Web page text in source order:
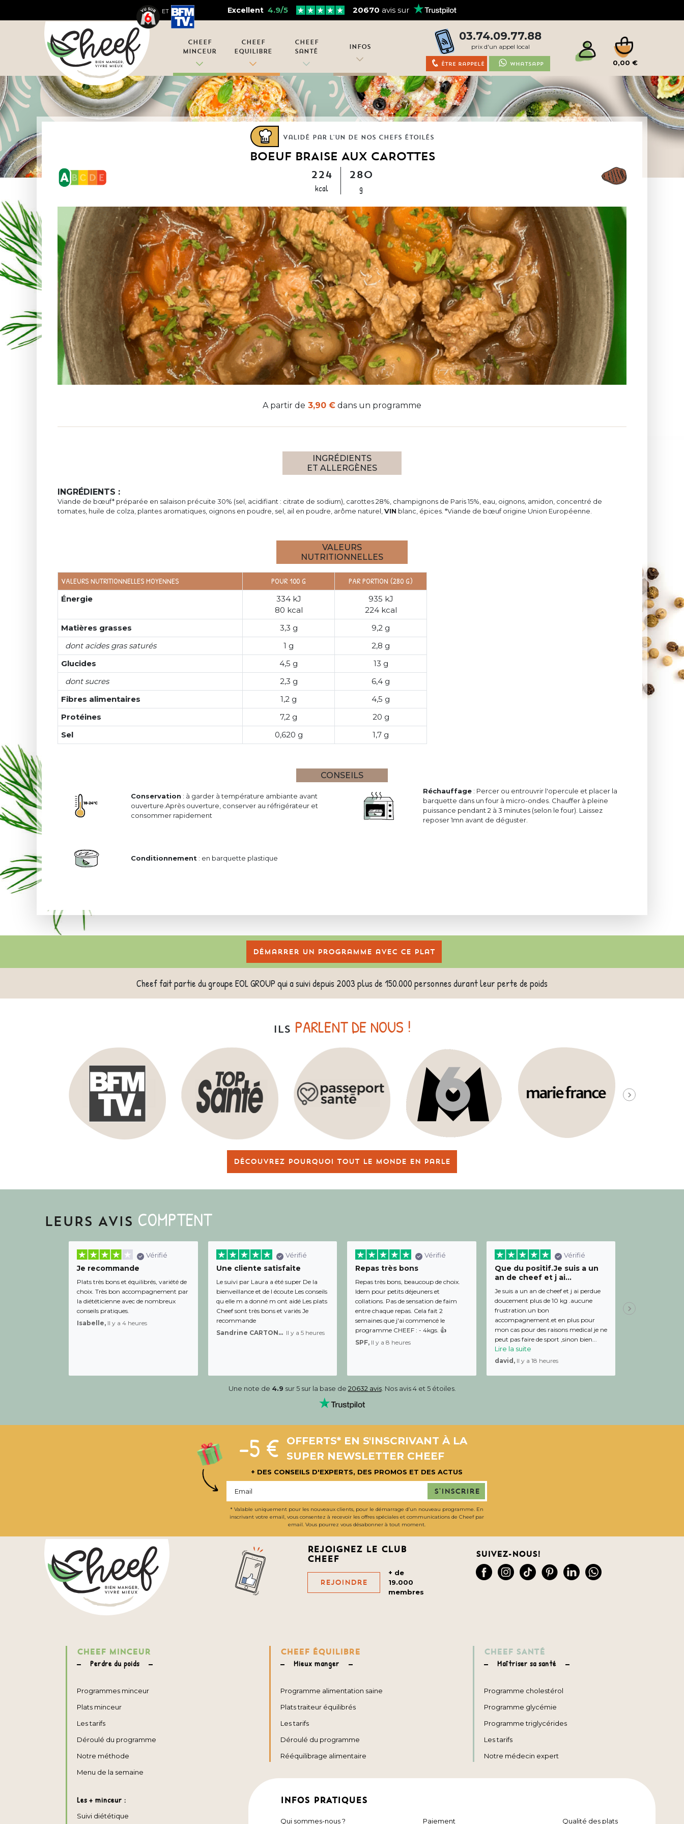
ET Excellent 4.9/5 20670 avis sur
Cheef
Minceur
Cheef
Equilibre
Cheef
Santé
Infos
03.74.09.77.88
prix d'un appel local
Être rappelé Whatsapp 0,00 €
Validé par l'un de nos chefs étoilés
BOEUF BRAISÉ AUX CAROTTES
224
kcal
280
g
A partir de 3,90 € dans un programme
INGRÉDIENTS
ET ALLERGÈNES
INGRÉDIENTS :
Viande de bœuf* préparée en salaison précuite 30% (sel, acidifiant : citrate de sodium), carottes 28%, champignons de Paris 15%, eau, oignons, amidon, concentré de
tomates, huile de colza, plantes aromatiques, oignons en poudre, sel, ail en poudre, arôme naturel, VIN blanc, épices. *Viande de bœuf origine Union Européenne.
VALEURS
NUTRITIONNELLES
VALEURS NUTRITIONNELLES MOYENNES POUR 100 G PAR PORTION (280 G)
Énergie
334 kJ
80 kcal
935 kJ
224 kcal
Matières grasses
3,3 g
9,2 g
dont acides gras saturés
1 g
2,8 g
Glucides
4,5 g
13 g
dont sucres
2,3 g
6,4 g
Fibres alimentaires
1,2 g
4,5 g
Protéines
7,2 g
20 g
Sel
0,620 g 1,7 g
CONSEILS
Conservation : à garder à température ambiante avant
ouverture.Après ouverture, conserver au réfrigérateur et
consommer rapidement
Réchauffage: Percer ou entrouvrir l'opercule et placer la
barquette dans un four à micro-ondes. Chauffer à pleine
puissance pendant 2 à 3 minutes (selon le four). Laissez
reposer 1mn avant de déguster.
Conditionnement : en barquette plastique
Démarrer un programme avec ce plat
Cheef fait partie du groupe EOL GROUP qui a suivi depuis 2003 plus de 150.000 personnes durant leur perte de poids
ILS PARLENT DE NOUS !
Découvrez pourquoi tout le monde en parle
LEURS AVIS COMPTENT
Vérifié
Je recommande
Plats très bons et équilibrés, variété de
choix. Très bon accompagnement par
la diététicienne avec de nombreux
conseils pratiques.
Isabelle, Il y a 4 heures
Vérifié
Une cliente satisfaite
Le suivi par Laura a été super De la
bienveillance et de l écoute Les conseils
qu elle m a donné m ont aidé Les plats
Cheef sont très bons et variés Je
recommande
Sandrine CARTON-BRACQ, Il y a 5 heures
Vérifié
Repas très bons
Repas très bons, beaucoup de choix.
Idem pour petits déjeuners et
collations. Pas de sensation de faim
entre chaque repas. Cela fait 2
semaines que j'ai commencé le
programme CHEEF : - 4kgs. 👍
SPF, Il y a 8 heures
Vérifié
Que du positif.Je suis a un
an de cheef et j ai...
Je suis a un an de cheef et j ai perdue
doucement plus de 10 kg .aucune
frustration.un bon
accompagnement.et en plus pour
mon cas pour des raisons medical je ne
peut pas faire de sport ,sinon bien...
Lire la suite
david, Il y a 18 heures
Julien,
Une note de 4.9 sur 5 sur la base de 20632 avis. Nos avis 4 et 5 étoiles.
-5 €
OFFERTS* EN S'INSCRIVANT À LA
SUPER NEWSLETTER CHEEF
+ DES CONSEILS D'EXPERTS, DES PROMOS ET DES ACTUS
S'inscrire
* Valable uniquement pour les nouveaux clients, pour le démarrage d’un nouveau programme. En
inscrivant votre email, vous consentez à recevoir les offres spéciales et communications de Cheef par
email. Vous pourrez vous désabonner à tout moment.
Rejoignez le club
cheef
Rejoindre
+ de
19.000
membres
Suivez-nous!
CHEEF MINCEUR
Perdre du poids
Programmes minceur
Plats minceur
Les tarifs
Déroulé du programme
Notre méthode
Menu de la semaine
Les + minceur :
Suivi diététique
CHEEF ÉQUILIBRE
Mieux manger
Programme alimentation saine
Plats traiteur équilibrés
Les tarifs
Déroulé du programme
Rééquilibrage alimentaire
CHEEF SANTÉ
Maîtriser sa santé
Programme cholestérol
Programme glycémie
Programme triglycérides
Les tarifs
Notre médecin expert
INFOS PRATIQUES
Qui sommes-nous ? Paiement Qualité des plats